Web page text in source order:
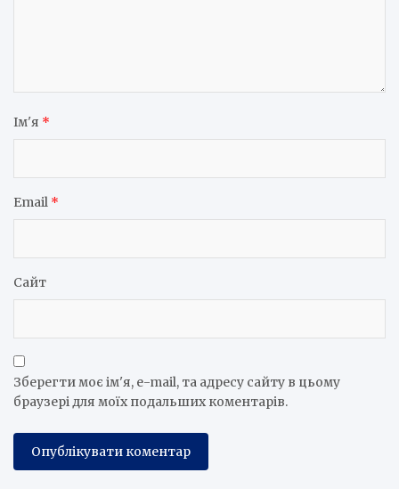
Ім'я *
Email *
Сайт
Зберегти моє ім'я, e-mail, та адресу сайту в цьому
браузері для моїх подальших коментарів.